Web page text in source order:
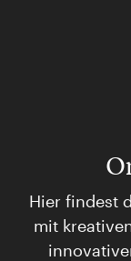
Hier findest
mit